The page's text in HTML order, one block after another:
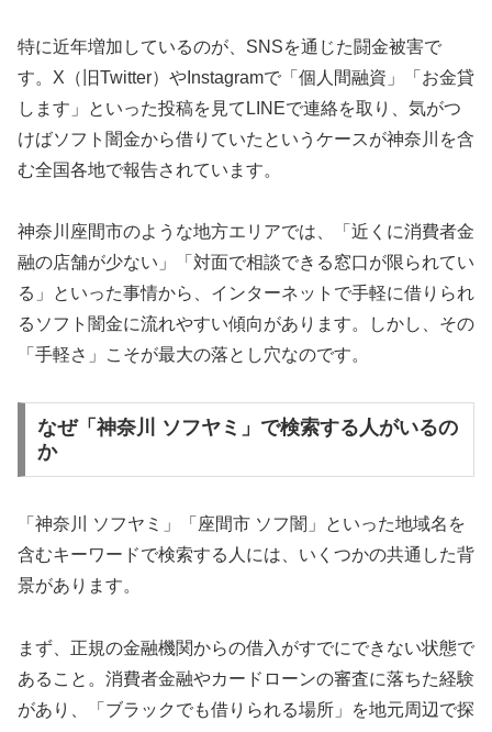
特に近年増加しているのが、SNSを通じた闘金被害で
す。X（旧Twitter）やInstagramで「個人間融資」「お金貸
します」といった投稿を見てLINEで連絡を取り、気がつ
けばソフト闇金から借りていたというケースが神奈川を含
む全国各地で報告されています。
神奈川座間市のような地方エリアでは、「近くに消費者金
融の店舗が少ない」「対面で相談できる窓口が限られてい
る」といった事情から、インターネットで手軽に借りられ
るソフト闇金に流れやすい傾向があります。しかし、その
「手軽さ」こそが最大の落とし穴なのです。
なぜ「神奈川 ソフヤミ」で検索する人がいるの
か
「神奈川 ソフヤミ」「座間市 ソフ闇」といった地域名を
含むキーワードで検索する人には、いくつかの共通した背
景があります。
まず、正規の金融機関からの借入がすでにできない状態で
あること。消費者金融やカードローンの審査に落ちた経験
があり、「ブラックでも借りられる場所」を地元周辺で探